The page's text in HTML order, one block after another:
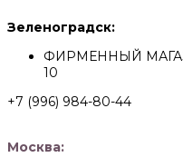
Зеленоградск:
ФИРМЕННЫЙ
10
+7 (996) 984-80-44
Москва: